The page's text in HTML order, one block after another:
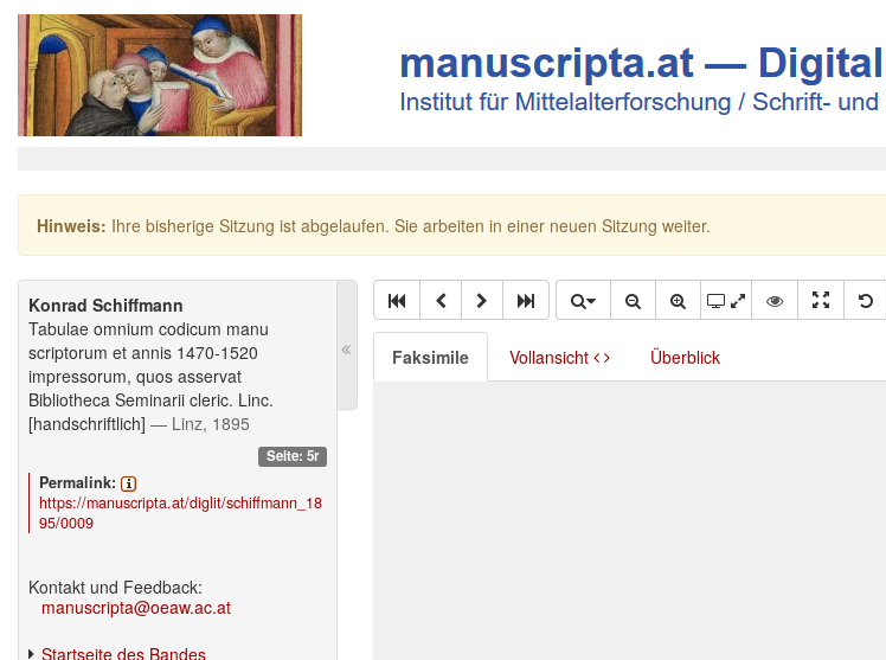
Hinweis: Ihre bisherige Sitzung ist abgelaufen. Sie arbeiten in einer neuen Sitzung weiter.
Konrad Schiffmann
Tabulae omnium codicum manu
scriptorum et annis 1470-1520
impressorum, quos asservat
Bibliotheca Seminarii cleric. Linc.
[handschriftlich] — Linz, 1895
Seite: 5r
Permalink:
https://manuscripta.at/diglit/schiffmann_18
95/0009
Kontakt und Feedback:
manuscripta@oeaw.ac.at
Startseite des Bandes
Faksimile Vollansicht Überblick